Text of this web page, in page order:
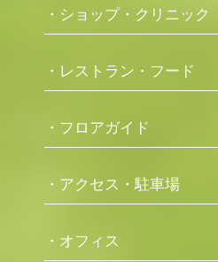
・ショップ・クリニック
・レストラン・フード
・フロアガイド
・アクセス・駐車場
・オフィス